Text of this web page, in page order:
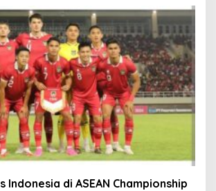
Indonesia di ASEAN Championship